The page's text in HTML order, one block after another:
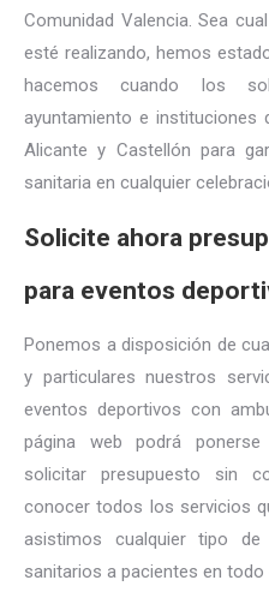
Comunidad Valencia. Sea
esté realizando, hemos
hacemos cuando los
ayuntamiento e instituciones
Alicante y Castellón para
sanitaria en cualquier
Solicite ahora
para eventos
Ponemos a disposición de
y particulares nuestros
eventos deportivos con
página web podrá
solicitar presupuesto sin
conocer todos los servicios
asistimos cualquier tipo
sanitarios a pacientes en